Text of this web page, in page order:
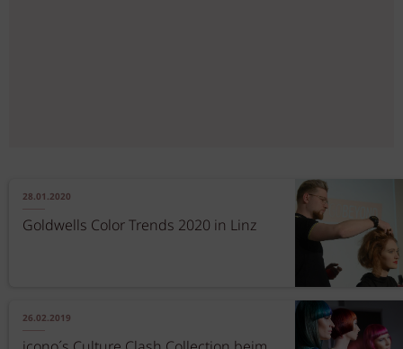
28.01.2020
Goldwells Color Trends 2020 in Linz
26.02.2019